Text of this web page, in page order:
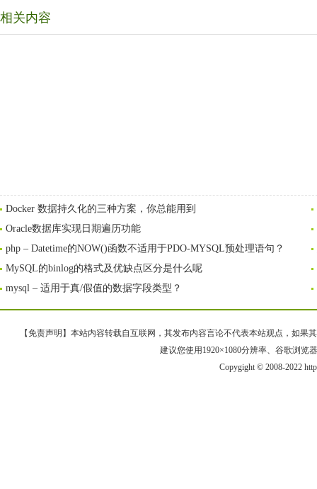
相关内容
Docker 数据持久化的三种方案，你总能用到
Oracle数据库实现日期遍历功能
php – Datetime的NOW()函数不适用于PDO-MYSQL预处理语句？
MySQL的binlog的格式及优缺点区分是什么呢
mysql – 适用于真/假值的数据字段类型？
【免责声明】本站内容转载自互联网，其发布内容言论不代表本站观点，如果
建议您使用1920×1080分辨率、谷歌浏览
Copygight © 2008-2022